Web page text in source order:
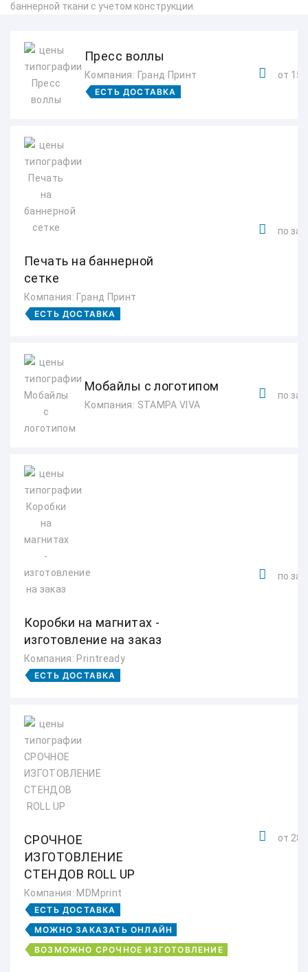
баннерной ткани с учетом конструкции.
Пресс воллы
Компания: Гранд Принт
ЕСТЬ ДОСТАВКА
от
Печать на баннерной
сетке
Компания: Гранд Принт
ЕСТЬ ДОСТАВКА
по
Мобайлы с логотипом
Компания: STAMPA VIVA
по
Коробки на магнитах -
изготовление на заказ
Компания: Printready
ЕСТЬ ДОСТАВКА
по
СРОЧНОЕ
ИЗГОТОВЛЕНИЕ
СТЕНДОВ ROLL UP
Компания: MDMprint
ЕСТЬ ДОСТАВКА
МОЖНО ЗАКАЗАТЬ ОНЛАЙН
ВОЗМОЖНО СРОЧНОЕ ИЗГОТОВЛЕНИЕ
от